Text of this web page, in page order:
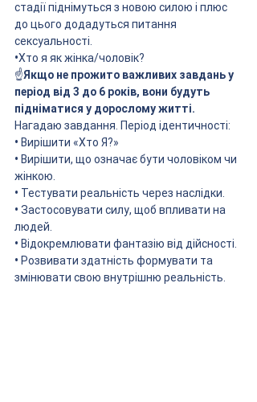
стадії піднімуться з новою силою і плюс
до цього додадуться питання
сексуальності.
•Хто я як жінка/чоловік?
☝️Якщо не прожито важливих завдань у
період від 3 до 6 років, вони будуть
підніматися у дорослому житті.
Нагадаю завдання. Період ідентичності:
• Вирішити «Хто Я?»
• Вирішити, що означає бути чоловіком чи
жінкою.
• Тестувати реальність через наслідки.
• Застосовувати силу, щоб впливати на
людей.
• Відокремлювати фантазію від дійсності.
• Розвивати здатність формувати та
змінювати свою внутрішню реальність.